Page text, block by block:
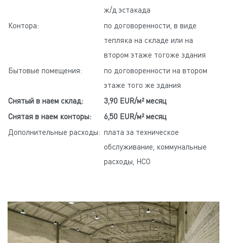
ж/д эстакада
Контора:
по договоренности, в виде
тепляка на складе или на
втором этаже тогоже здания
Бытовые помещения:
по договоренности на втором
этаже того же здания
Снятый в наем склад:
3,90 EUR/м² месяц
Снятая в наем конторы:
6,50 EUR/м² месяц
Дополнительные расходы: плата за техническое
обслуживание, коммунальные
расходы, НСО